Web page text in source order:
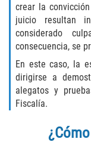
Theft
crear la
juicio resultan
considerado
consecuencia, se
En este caso, la
dirigirse a
alegatos y
Fiscalía.